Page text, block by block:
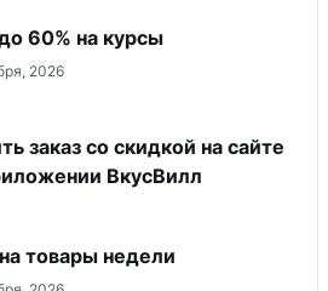
60% на курсы
2026
заказ со скидкой на сайте
ВкусВилл
товары недели